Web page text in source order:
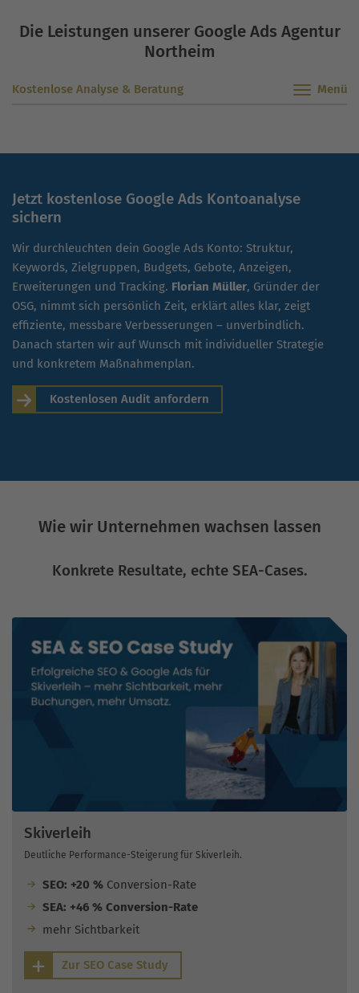
Die Leistungen unserer Google Ads Agentur
Northeim
Kostenlose Analyse & Beratung
Jetzt kostenlose Google Ads Kontoanalyse
sichern
Wir durchleuchten dein Google Ads Konto: Struktur,
Keywords, Zielgruppen, Budgets, Gebote, Anzeigen,
Erweiterungen und Tracking. Florian Müller, Gründer der
OSG, nimmt sich persönlich Zeit, erklärt alles klar, zeigt
effiziente, messbare Verbesserungen – unverbindlich.
Danach starten wir auf Wunsch mit individueller Strategie
und konkretem Maßnahmenplan.
Kostenlosen Audit anfordern
Wie wir Unternehmen wachsen lassen
Konkrete Resultate, echte SEA-Cases.
Skiverleih
Deutliche Performance-Steigerung für Skiverleih.
SEO: +20 % Conversion-Rate
SEA: +46 % Conversion-Rate
mehr Sichtbarkeit
Zur SEO Case Study